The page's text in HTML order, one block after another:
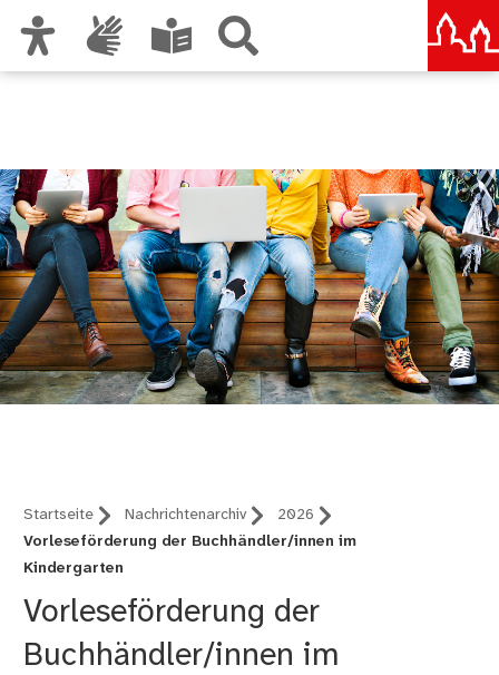
Startseite Nachrichtenarchiv
2026
Vorleseförderung der Buchhändler/innen im
Kindergarten
Vorleseförderung der
Buchhändler/innen im